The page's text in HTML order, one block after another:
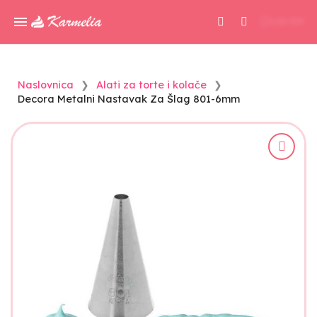
Naslovnica
Alati za torte i kolače
Decora Metalni Nastavak Za Šlag 801-6mm